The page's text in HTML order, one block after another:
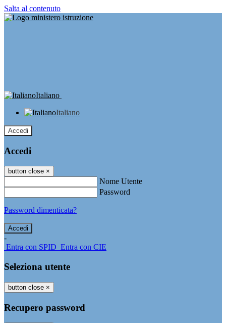
Salta al contenuto
Italiano
Italiano
Accedi
Accedi
button close ×
Nome Utente
Password
Password dimenticata?
-
Entra con SPID Entra con CIE
Seleziona utente
button close ×
Recupero password